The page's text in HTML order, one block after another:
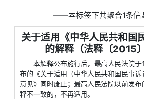
――本标签下共聚合1条
关于适用《中华人民共和国
的解释（法释〔2015
本解释公布施行后，最高人民法院
布的《关于适用〈中华人民共和国民事诉
意见》同时废止；最高人民法院以前发
释不一致的，不再适用。